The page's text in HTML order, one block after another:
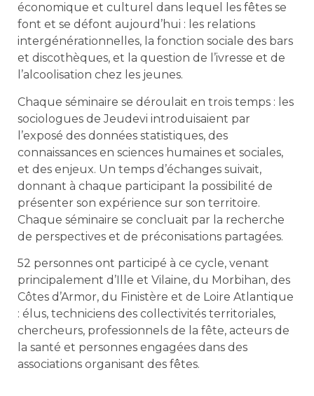
économique et culturel dans lequel les fêtes se
font et se défont aujourd’hui : les relations
intergénérationnelles, la fonction sociale des bars
et discothèques, et la question de l’ivresse et de
l’alcoolisation chez les jeunes.
Chaque séminaire se déroulait en trois temps : les
sociologues de Jeudevi introduisaient par
l’exposé des données statistiques, des
connaissances en sciences humaines et sociales,
et des enjeux. Un temps d’échanges suivait,
donnant à chaque participant la possibilité de
présenter son expérience sur son territoire.
Chaque séminaire se concluait par la recherche
de perspectives et de préconisations partagées.
52 personnes ont participé à ce cycle, venant
principalement d’Ille et Vilaine, du Morbihan, des
Côtes d’Armor, du Finistère et de Loire Atlantique
: élus, techniciens des collectivités territoriales,
chercheurs, professionnels de la fête, acteurs de
la santé et personnes engagées dans des
associations organisant des fêtes.